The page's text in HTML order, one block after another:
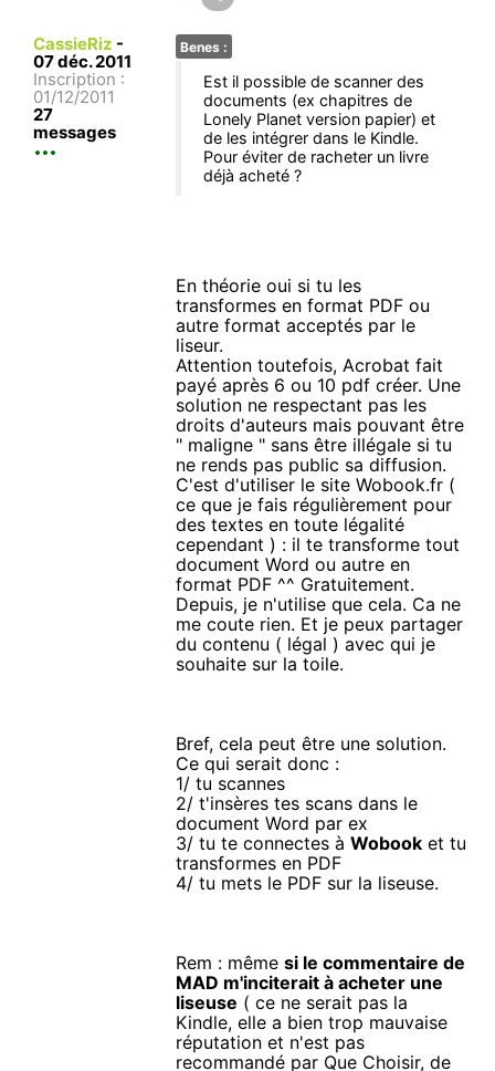
CassieRiz -
07 déc. 2011
Inscription :
01/12/2011
27
messages
Benes :
Est il possible de scanner des
documents (ex chapitres de
Lonely Planet version papier) et
de les intégrer dans le Kindle.
Pour éviter de racheter un livre
déjà acheté ?
En théorie oui si tu les
transformes en format PDF ou
autre format acceptés par le
liseur.
Attention toutefois, Acrobat fait
payé après 6 ou 10 pdf créer. Une
solution ne respectant pas les
droits d'auteurs mais pouvant être
" maligne " sans être illégale si tu
ne rends pas public sa diffusion.
C'est d'utiliser le site Wobook.fr (
ce que je fais régulièrement pour
des textes en toute légalité
cependant ) : il te transforme tout
document Word ou autre en
format PDF ^^ Gratuitement.
Depuis, je n'utilise que cela. Ca ne
me coute rien. Et je peux partager
du contenu ( légal ) avec qui je
souhaite sur la toile.
Bref, cela peut être une solution.
Ce qui serait donc :
1/ tu scannes
2/ t'insères tes scans dans le
document Word par ex
3/ tu te connectes àWobook et tu
transformes en PDF
4/ tu mets le PDF sur la liseuse.
Rem : mêmesi le commentaire de
MAD m'inciterait à acheter une
liseuse ( ce ne serait pas la
Kindle, elle a bien trop mauvaise
réputation et n'est pas
recommandé par Que Choisir, de